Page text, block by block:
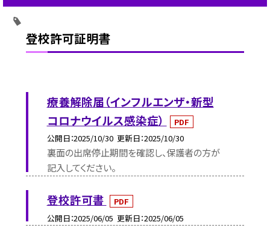
登校許可証明書
療養解除届（インフルエンザ・新型
コロナウイルス感染症）
PDF
公開日 2025/10/30 更新日 2025/10/30
裏面の出席停止期間を確認し、保護者の方が
記入してください。
登校許可書
PDF
公開日 2025/06/05 更新日 2025/06/05